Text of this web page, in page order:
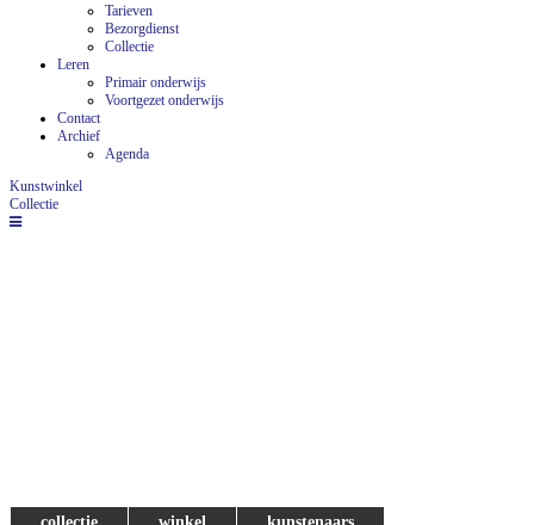
Tarieven
Bezorgdienst
Collectie
Leren
Primair onderwijs
Voortgezet onderwijs
Contact
Archief
Agenda
Kunstwinkel
Collectie